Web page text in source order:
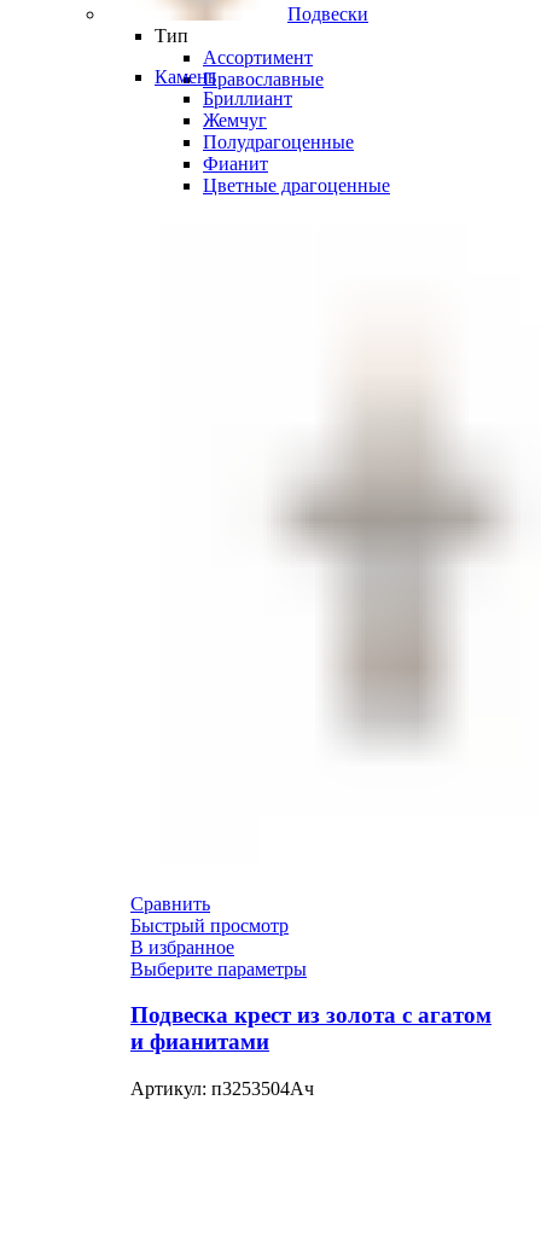
Подвески
Тип
Ассортимент
Православные
Камень
Бриллиант
Жемчуг
Полудрагоценные
Фианит
Цветные драгоценные
Сравнить
Быстрый просмотр
В избранное
Выберите параметры
Подвеска крест из золота с агатом
и фианитами
Артикул: п3253504Ач